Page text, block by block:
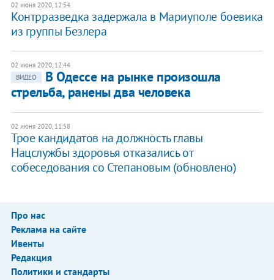
02 июня 2020, 12:54
Контрразведка задержала в Мариуполе боевика
из группы Безлера
02 июня 2020, 12:44
ВИДЕО
В Одессе на рынке произошла
стрельба, ранены два человека
02 июня 2020, 11:58
Трое кандидатов на должность главы
Нацслужбы здоровья отказались от
собеседования со Степановым (обновлено)
Про нас
Реклама на сайте
Ивенты
Редакция
Политики и стандарты